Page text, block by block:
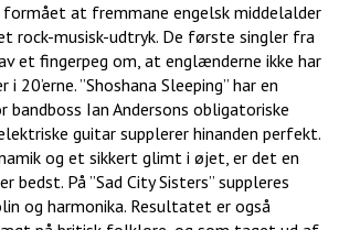
formået at fremmane engelsk middelalder
et rock-musisk-udtryk. De første singler fra
et fingerpeg om, at englænderne ikke har
20’erne. ”Shoshana Sleeping” har en
bandboss Ian Andersons obligatoriske
guitar supplerer hinanden perfekt.
og et sikkert glimt i øjet, er det en
bedst. På ”Sad City Sisters” suppleres
og harmonika. Resultatet er også